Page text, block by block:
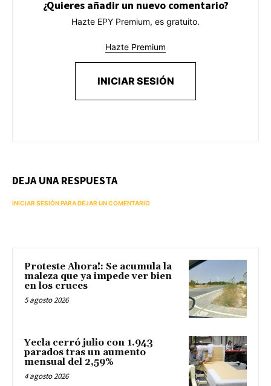
¿Quieres añadir un nuevo comentario?
Hazte EPY Premium, es gratuito.
Hazte Premium
INICIAR SESIÓN
DEJA UNA RESPUESTA
INICIAR SESIÓN PARA DEJAR UN COMENTARIO
Proteste Ahora!: Se acumula la
maleza que ya impede ver bien
en los cruces
5 agosto 2026
Yecla cerró julio con 1.943
parados tras un aumento
mensual del 2,59%
4 agosto 2026